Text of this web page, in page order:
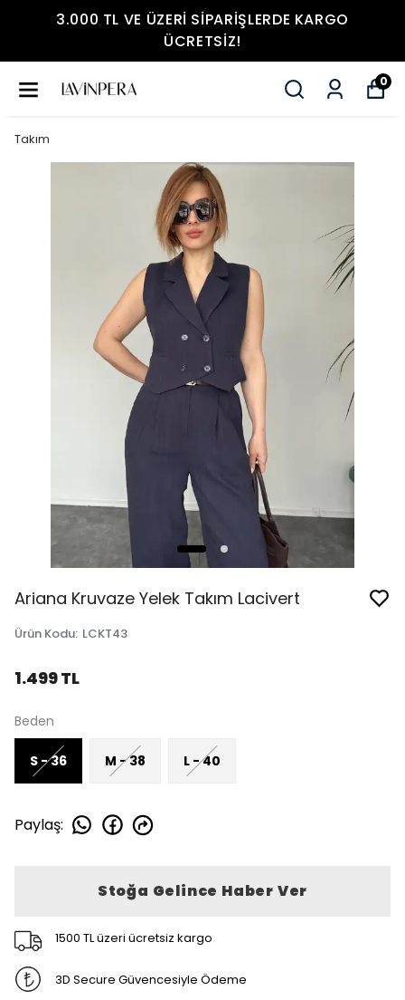
3.000 TL VE ÜZERI SIPARIŞLERDE KARGO
ÜCRETSIZ!
0
Takım
Ariana Kruvaze Yelek Takım Lacivert
Ürün Kodu: LCKT43
1.499 TL
Beden
S - 36 M - 38 L - 40
Paylaş:
Stoğa Gelince Haber Ver
1500 TL üzeri ücretsiz kargo
3D Secure Güvencesiyle Ödeme